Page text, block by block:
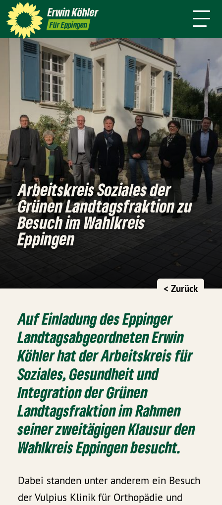
ErwinKöhler
Für Eppingen
Leichte Sprache
Wahlkreis
Arbeitskreis Soziales der
Grünen Landtagsfraktion zu
Besuch im Wahlkreis
Eppingen
< Zurück
Auf Einladung des Eppinger
Landtagsabgeordneten Erwin
Köhler hat der Arbeitskreis für
Soziales, Gesundheit und
Integration der Grünen
Landtagsfraktion im Rahmen
seiner zweitägigen Klausur den
Wahlkreis Eppingen besucht.
Dabei standen unter anderem ein Besuch
der Vulpius Klinik für Orthopädie und